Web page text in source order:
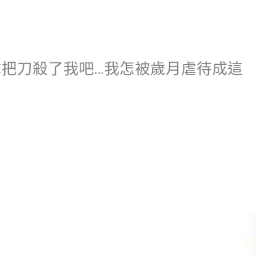
刀殺了我吧…我怎被歲月虐待成這